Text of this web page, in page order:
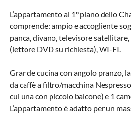
L’appartamento al 1° piano dello
comprende: ampio e accogliente
panca, divano, televisore
(lettore DVD su richiesta), WI-FI.
Grande cucina con angolo pranzo,
da caffè a filtro/macchina
cui una con piccolo balcone) e 1
L’appartamento è adatto per un